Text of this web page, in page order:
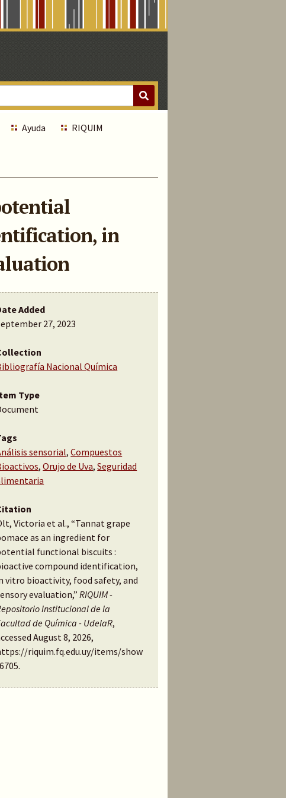
Ayuda RIQUIM
in
Added
27, 2023
Nacional Química
Type
sensorial,Compuestos
,Orujo de Uva,Seguridad
Victoria et al., “Tannat grape
as an ingredient for
functional biscuits :
compound identification,
vitro bioactivity, food safety, and
evaluation,”RIQUIM -
Institucional de la
de Química - UdelaR,
August 8, 2026,
riquim.fq.edu.uy/items/show
.